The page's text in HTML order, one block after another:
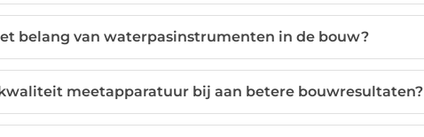
belang van waterpasinstrumenten in de bouw?
meetapparatuur bij aan betere bouwresultaten?